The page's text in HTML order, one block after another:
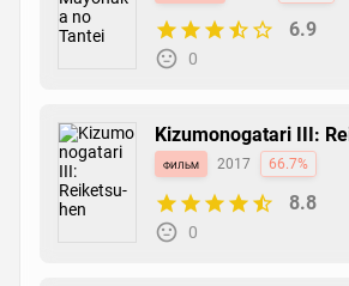
6.9
0
Kizumonogatari III:
фильм 2017 66.7%
8.8
0